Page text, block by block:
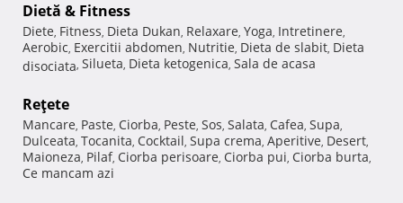
Dietă & Fitness
Diete, Fitness, Dieta Dukan, Relaxare, Yoga, Intretinere,
Aerobic, Exercitii abdomen, Nutritie, Dieta de slabit, Dieta
disociata, Silueta, Dieta ketogenica, Sala de acasa
Reţete
Mancare, Paste, Ciorba, Peste, Sos, Salata, Cafea, Supa,
Dulceata, Tocanita, Cocktail, Supa crema, Aperitive, Desert,
Maioneza, Pilaf, Ciorba perisoare, Ciorba pui, Ciorba burta,
Ce mancam azi